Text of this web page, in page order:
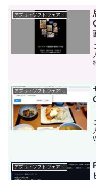
アプリ・ソフトウェア・サービス
アプリ・ソフトウェア・サービス